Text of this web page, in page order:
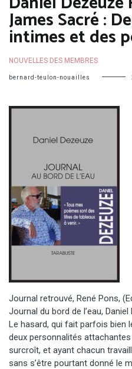
James Sacré :
intimes et des
NOUVELLES DES MEMBRES
bernard-teulon-nouailles
Journal retrouvé, René Pons,
Journal du bord de l’eau,
Le hasard, qui fait parfois bien
deux personnalités
surcroît, et ayant chacun
sans s’être pourtant donné le